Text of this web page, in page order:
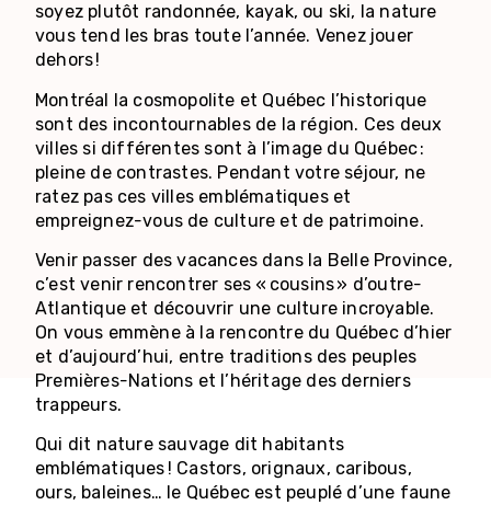
soyez plutôt randonnée, kayak, ou ski, la nature
vous tend les bras toute l’année. Venez jouer
dehors !
Montréal la cosmopolite et Québec l’historique
sont des incontournables de la région. Ces deux
villes si différentes sont à l’image du Québec :
pleine de contrastes. Pendant votre séjour, ne
ratez pas ces villes emblématiques et
empreignez-vous de culture et de patrimoine.
Venir passer des vacances dans la Belle Province,
c’est venir rencontrer ses « cousins » d’outre-
Atlantique et découvrir une culture incroyable.
On vous emmène à la rencontre du Québec d’hier
et d’aujourd’hui, entre traditions des peuples
Premières-Nations et l’héritage des derniers
trappeurs.
Qui dit nature sauvage dit habitants
emblématiques ! Castors, orignaux, caribous,
ours, baleines… le Québec est peuplé d’une faune